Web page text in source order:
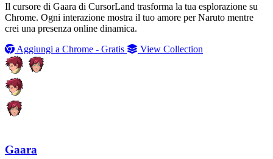
Il cursore di Gaara di CursorLand trasforma la tua esplorazione su
Chrome. Ogni interazione mostra il tuo amore per Naruto mentre
crei una presenza online dinamica.
Aggiungi a Chrome - Gratis
View Collection
Gaara